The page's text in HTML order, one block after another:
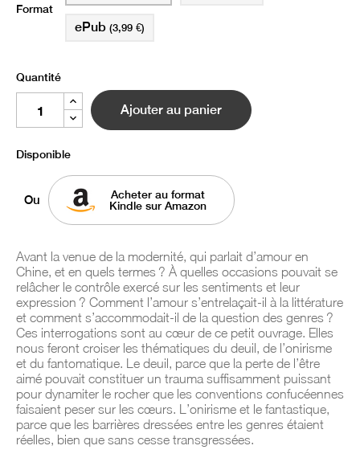
Format
ePub (3,99 €)
Quantité
Ajouter au panier
Disponible
Ou
Acheter au format
Kindle sur Amazon
Avant la venue de la modernité, qui parlait d’amour en
Chine, et en quels termes ? À quelles occasions pouvait se
relâcher le contrôle exercé sur les sentiments et leur
expression ? Comment l’amour s’entrelaçait-il à la littérature
et comment s’accommodait-il de la question des genres ?
Ces interrogations sont au cœur de ce petit ouvrage. Elles
nous feront croiser les thématiques du deuil, de l’onirisme
et du fantomatique. Le deuil, parce que la perte de l’être
aimé pouvait constituer un trauma suffisamment puissant
pour dynamiter le rocher que les conventions confucéennes
faisaient peser sur les cœurs. L’onirisme et le fantastique,
parce que les barrières dressées entre les genres étaient
réelles, bien que sans cesse transgressées.